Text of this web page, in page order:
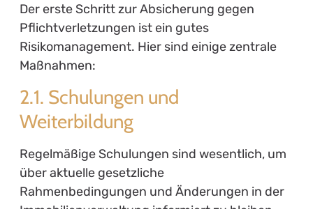
Der erste Schritt zur Absicherung gegen
Pflichtverletzungen ist ein gutes
Risikomanagement. Hier sind einige zentrale
Maßnahmen:
2.1. Schulungen und
Weiterbildung
Regelmäßige Schulungen sind wesentlich, um
über aktuelle gesetzliche
Rahmenbedingungen und Änderungen in der